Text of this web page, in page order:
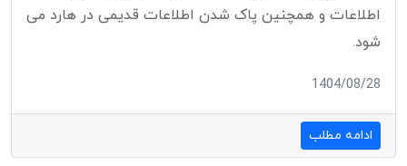
اطلاعات و همچنین پاک شدن اطلاعات قدیمی در هارد می
شود.
1404/08/28
ادامه مطلب